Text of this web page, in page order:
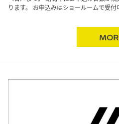
ります。 お申込みはショールームで受付